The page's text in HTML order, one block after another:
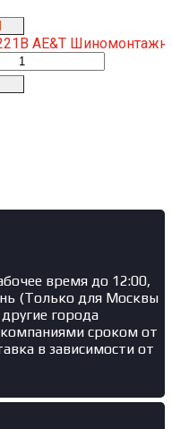
AE&T
время до 12:00,
(Только для Москвы
города
сроком от
в зависимости от